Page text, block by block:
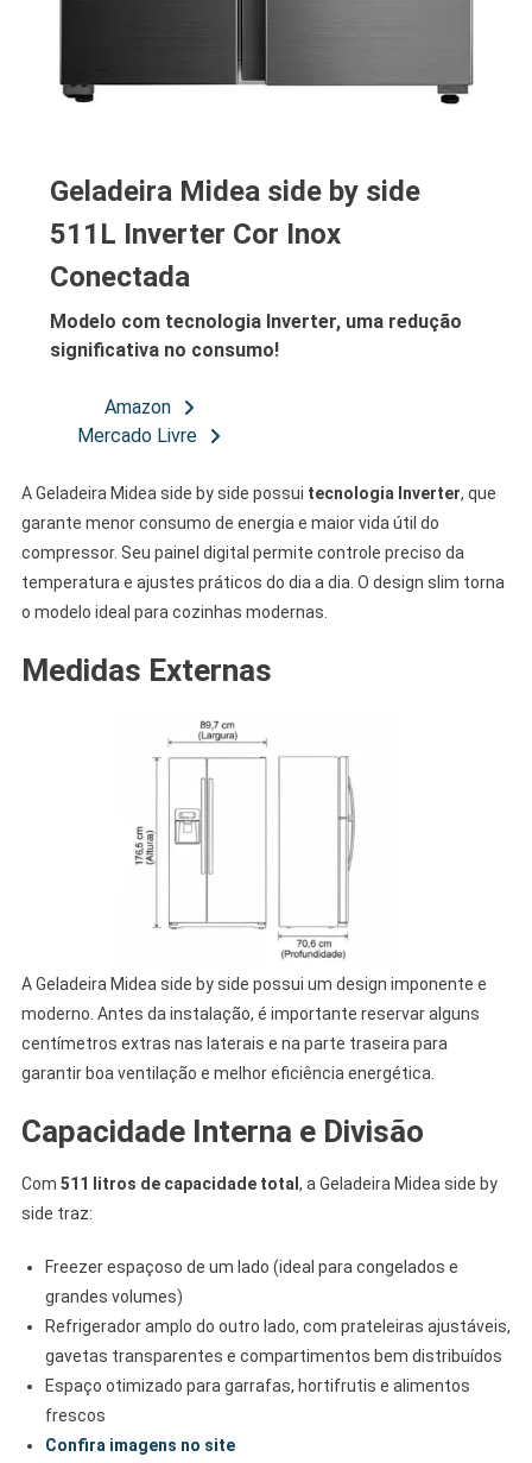
Geladeira Midea side by side
511L Inverter Cor Inox
Conectada
Modelo com tecnologia Inverter, uma redução
significativa no consumo!
Amazon
Mercado Livre
A Geladeira Midea side by side possui tecnologia Inverter, que
garante menor consumo de energia e maior vida útil do
compressor. Seu painel digital permite controle preciso da
temperatura e ajustes práticos do dia a dia. O design slim torna
o modelo ideal para cozinhas modernas.
Medidas Externas
A Geladeira Midea side by side possui um design imponente e
moderno. Antes da instalação, é importante reservar alguns
centímetros extras nas laterais e na parte traseira para
garantir boa ventilação e melhor eficiência energética.
Capacidade Interna e Divisão
Com 511 litros de capacidade total , a Geladeira Midea side by
side traz:
Freezer espaçoso de um lado (ideal para congelados e
grandes volumes)
Refrigerador amplo do outro lado, com prateleiras ajustáveis,
gavetas transparentes e compartimentos bem distribuídos
Espaço otimizado para garrafas, hortifrutis e alimentos
frescos
Confira imagens no site